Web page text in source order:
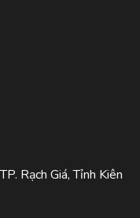
Rạch Giá, Tỉnh Kiên